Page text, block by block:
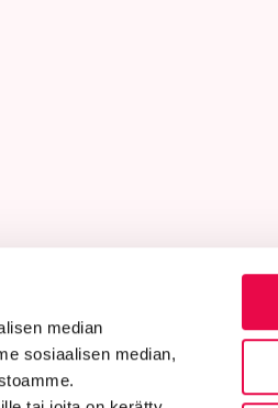
median
sosiaalisen median,